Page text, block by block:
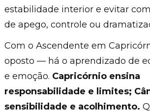
estabilidade interior e evitar
de apego, controle ou
Com o Ascendente em
oposto — há o aprendizado de
e emoção. Capricórnio ensina
responsabilidade e limites;
sensibilidade e acolhimento.